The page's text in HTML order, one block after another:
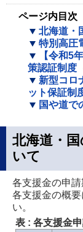
ページ内目次
北海道・
特別高圧
【令和5
策認証制度
新型コロ
ット保証制
国や道で
北海道・
いて
各支援金の申請
各支援金の概
い。
表 : 各支援金